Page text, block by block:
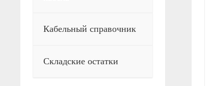
Кабельный справочник
Складские остатки